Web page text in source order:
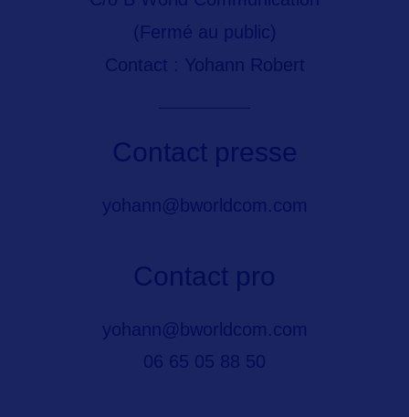
(Fermé au public)
Contact : Yohann Robert
Contact presse
yohann@bworldcom.com
Contact pro
yohann@bworldcom.com
06 65 05 88 50